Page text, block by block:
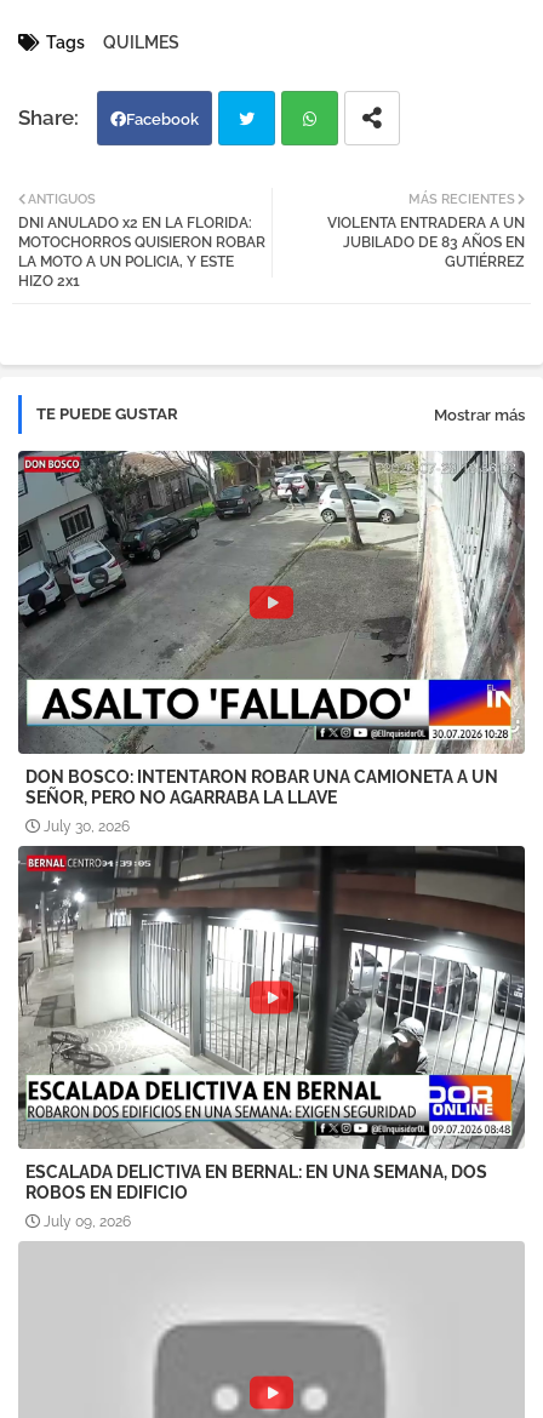
Tags QUILMES
Facebook
tter
MÁS RECIENTES
VIOLENTA ENTRADERA A UN
JUBILADO DE 83 AÑOS EN
GUTIÉRREZ
ANTIGUOS
DNI ANULADO x2 EN LA FLORIDA:
MOTOCHORROS QUISIERON ROBAR
LA MOTO A UN POLICIA, Y ESTE
HIZO 2x1
TE PUEDE GUSTAR Mostrar más
DON BOSCO: INTENTARON ROBAR UNA CAMIONETA A UN
SEÑOR, PERO NO AGARRABA LA LLAVE
July 30, 2026
ESCALADA DELICTIVA EN BERNAL: EN UNA SEMANA, DOS
ROBOS EN EDIFICIO
July 09, 2026